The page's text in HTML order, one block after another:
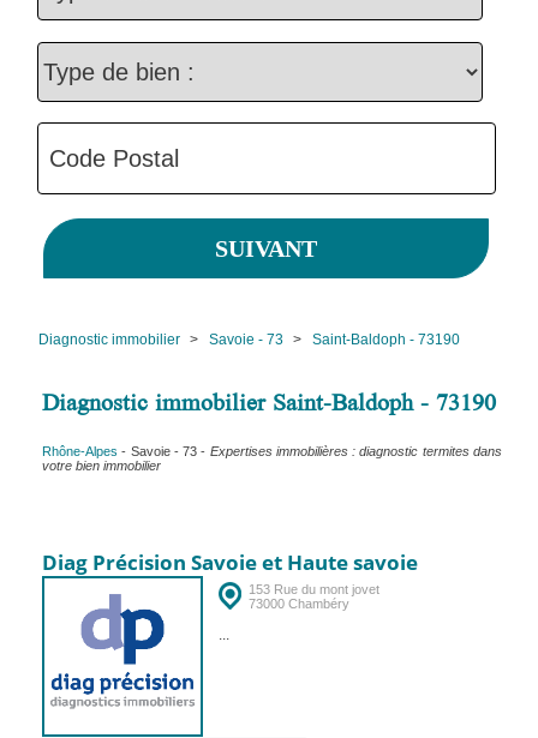
Diagnostic immobilier > Savoie - 73 > Saint-Baldoph - 73190
Diagnostic immobilier Saint-Baldoph - 73190
Rhône-Alpes - Savoie - 73 - Expertises immobilières : diagnostic termites dans
votre bien immobilier
Diag Précision Savoie et Haute savoie
153 Rue du mont jovet
73000 Chambéry
...